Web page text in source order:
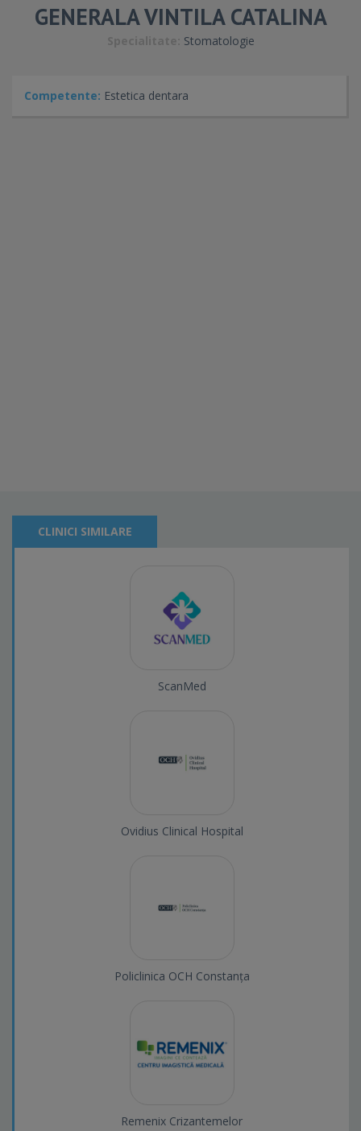
GENERALA VINTILA CATALINA
Stomatologie
Competente: Estetica dentara
CLINICI SIMILARE
ScanMed
Ovidius Clinical Hospital
Policlinica OCH Constanța
Remenix Crizantemelor